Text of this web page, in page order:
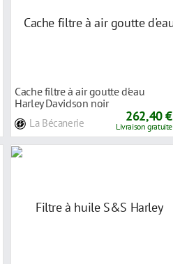
Cache filtre à air goutte d'eau
Harley Davidson noir
La Bécanerie 262,40 €
Livraison gratuite